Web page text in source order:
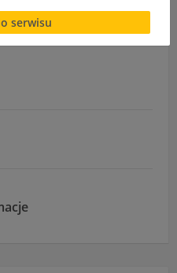
funkcjonalności plików
może utrudnić lub
Serwisu.
prywatności oraz
dostępne są cały
serwisu